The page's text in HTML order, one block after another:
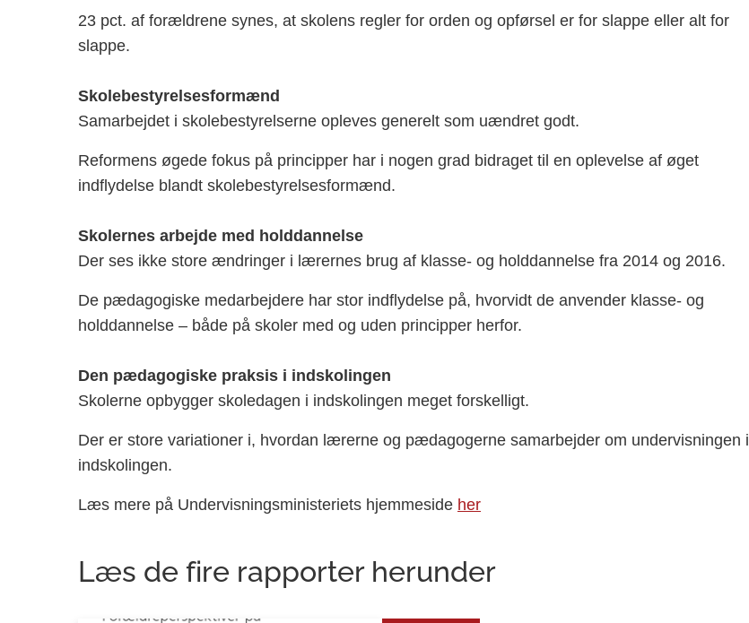
23 pct. af forældrene synes, at skolens regler for orden og opførsel er for slappe eller alt for
slappe.
Skolebestyrelsesformænd
Samarbejdet i skolebestyrelserne opleves generelt som uændret godt.
Reformens øgede fokus på principper har i nogen grad bidraget til en oplevelse af øget
indflydelse blandt skolebestyrelsesformænd.
Skolernes arbejde med holddannelse
Der ses ikke store ændringer i lærernes brug af klasse- og holddannelse fra 2014 og 2016.
De pædagogiske medarbejdere har stor indflydelse på, hvorvidt de anvender klasse- og
holddannelse – både på skoler med og uden principper herfor.
Den pædagogiske praksis i indskolingen
Skolerne opbygger skoledagen i indskolingen meget forskelligt.
Der er store variationer i, hvordan lærerne og pædagogerne samarbejder om undervisningen i
indskolingen.
Læs mere på Undervisningsministeriets hjemmeside her
Læs de fire rapporter herunder